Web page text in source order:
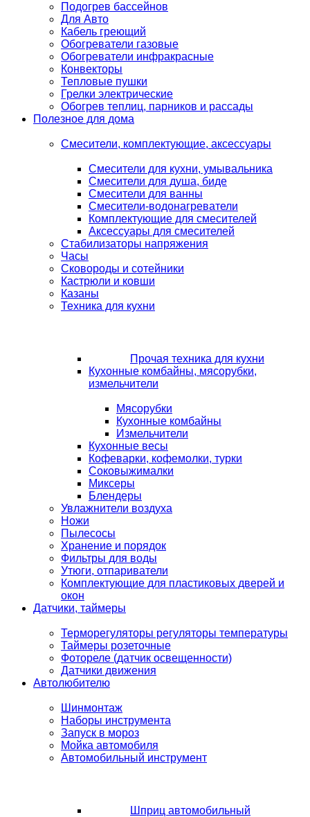
Подогрев бассейнов
Для Авто
Кабель греющий
Обогреватели газовые
Обогреватели инфракрасные
Конвекторы
Тепловые пушки
Грелки электрические
Обогрев теплиц, парников и рассады
Полезное для дома
Смесители, комплектующие, аксессуары
Смесители для кухни, умывальника
Смесители для душа, биде
Смесители для ванны
Смесители-водонагреватели
Комплектующие для смесителей
Аксессуары для смесителей
Стабилизаторы напряжения
Часы
Сковороды и сотейники
Кастрюли и ковши
Казаны
Техника для кухни
Прочая техника для кухни
Кухонные комбайны, мясорубки,
измельчители
Мясорубки
Кухонные комбайны
Измельчители
Кухонные весы
Кофеварки, кофемолки, турки
Соковыжималки
Миксеры
Блендеры
Увлажнители воздуха
Ножи
Пылесосы
Хранение и порядок
Фильтры для воды
Утюги, отпариватели
Комплектующие для пластиковых дверей и
окон
Датчики, таймеры
Терморегуляторы регуляторы температуры
Таймеры розеточные
Фотореле (датчик освещенности)
Датчики движения
Автолюбителю
Шинмонтаж
Наборы инструмента
Запуск в мороз
Мойка автомобиля
Автомобильный инструмент
Шприц автомобильный